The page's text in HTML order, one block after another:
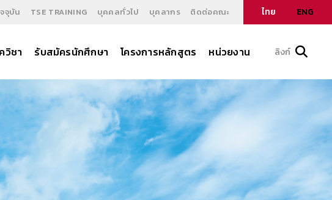
จุบัน TSE TRAINING บุคคลทั่วไป บุคลากร ติดต่อคณะ ไทย ENG
วิชา รับสมัครนักศึกษา โครงการหลักสูตร หน่วยงาน ลิงก์